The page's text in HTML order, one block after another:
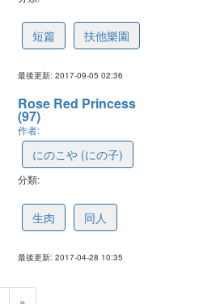
短篇 扶他樂園
最後更新: 2017-09-05 02:36
Rose Red Princess
(97)
作者:
にのこや (にの子)
分類:
生肉 同人
最後更新: 2017-04-28 10:35
»